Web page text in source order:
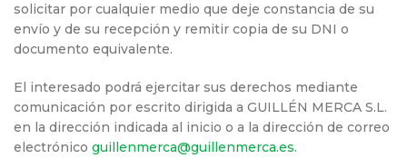
solicitar por cualquier medio que deje constancia de su
envío y de su recepción y remitir copia de su DNI o
documento equivalente.
El interesado podrá ejercitar sus derechos mediante
comunicación por escrito dirigida a GUILLÉN MERCA S.L.
en la dirección indicada al inicio o a la dirección de correo
electrónico guillenmerca@guillenmerca.es.